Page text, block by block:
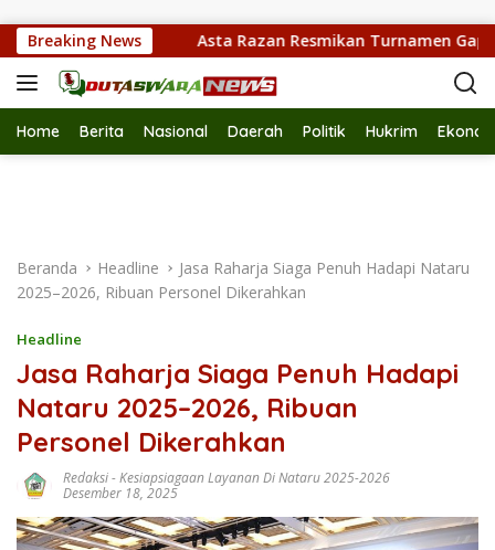
Breaking News
Rokok Asta Razan Resmikan Turnamen Gaple,
Home Berita Nasional Daerah Politik Hukrim
Beranda Headline
Jasa Raharja Siaga Penuh Hadapi Nataru
2025–2026, Ribuan Personel Dikerahkan
Headline
Jasa Raharja Siaga Penuh Hadapi
Nataru 2025–2026, Ribuan
Personel Dikerahkan
Redaksi-Kesiapsiagaan Layanan Di Nataru 2025-2026
Desember 18, 2025